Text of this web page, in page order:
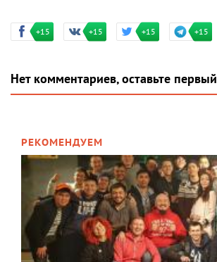
+15 +15 +15 +15
Нет комментариев, оставьте первый
РЕКОМЕНДУЕМ